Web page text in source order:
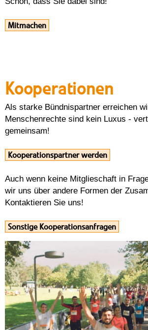
Mitmachen
Kooperationen
Als starke Bündnispartner erreichen
Menschenrechte sind kein Luxus -
gemeinsam!
Kooperationspartner werden
Auch wenn keine Mitglieschaft in
wir uns über andere Formen der
Kontaktieren Sie uns!
Sonstige Kooperationsanfragen